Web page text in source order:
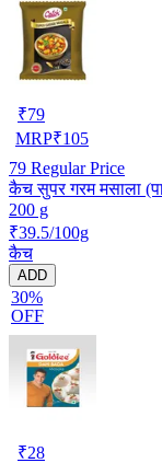
₹79
MRP₹105
79 Regular Price
कैच सुपर गरम मसाला
200 g
₹39.5/100g
कैच
ADD
30%
OFF
₹28